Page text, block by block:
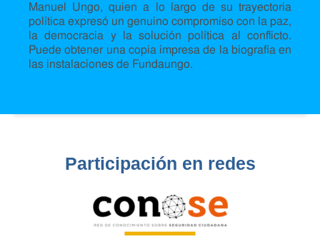
Manuel Ungo, quien a lo largo de su trayectoria
política expresó un genuino compromiso con la paz,
la democracia y la solución política al conflicto.
Puede obtener una copia impresa de la biografía en
las instalaciones de Fundaungo.
Participación en redes